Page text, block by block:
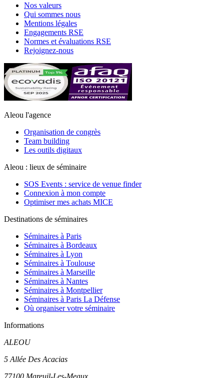
Nos valeurs
Qui sommes nous
Mentions légales
Engagements RSE
Normes et évaluations RSE
Rejoignez-nous
Aleou l'agence
Organisation de congrès
Team building
Les outils digitaux
Aleou : lieux de séminaire
SOS Events : service de venue finder
Connexion à mon compte
Optimiser mes achats MICE
Destinations de séminaires
Séminaires à Paris
Séminaires à Bordeaux
Séminaires à Lyon
Séminaires à Toulouse
Séminaires à Marseille
Séminaires à Nantes
Séminaires à Montpellier
Séminaires à Paris La Défense
Où organiser votre séminaire
Informations
ALEOU
5 Allée Des Acacias
77100 Mareuil-Les-Meaux